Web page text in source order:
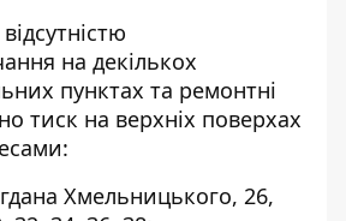
на декількох
пунктах та ремонтні
тиск на верхніх поверхах
Хмельницького, 26,